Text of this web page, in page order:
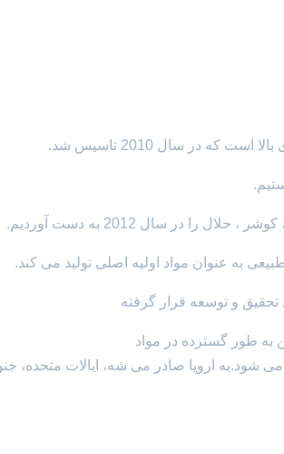
و توسعه قرار گرفته
به طور گسترده در مواد
می شود.به اروپا صادر می شه، ایالات متحده،